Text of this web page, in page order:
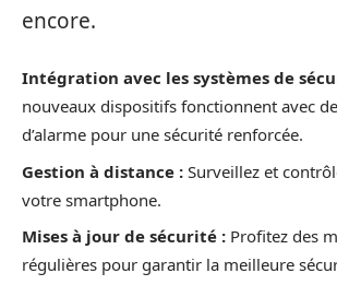
encore.
Intégration avec les systèmes de
nouveaux dispositifs fonctionnent avec
d’alarme pour une sécurité renforcée.
Gestion à distance : Surveillez et
votre smartphone.
Mises à jour de sécurité : Profitez des
régulières pour garantir la meilleure